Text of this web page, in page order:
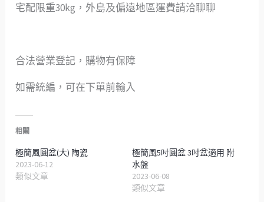
宅配限重30kg，外島及偏遠地區運費請洽聊聊
合法營業登記，購物有保障
如需統編，可在下單前輸入
相關
極簡風圓盆(大) 陶瓷
2023-06-12
類似文章
極簡風5吋圓盆 3吋盆適用 附
水盤
2023-06-08
類似文章